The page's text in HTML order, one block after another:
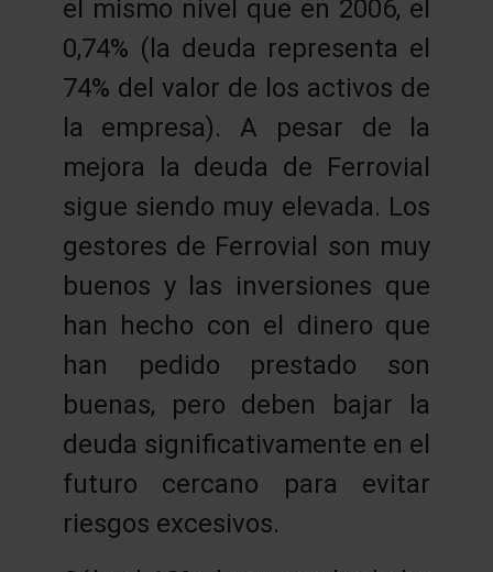
el mismo nivel que en 2006, el
0,74% (la deuda representa el
74% del valor de los activos de
la empresa). A pesar de la
mejora la deuda de Ferrovial
sigue siendo muy elevada. Los
gestores de Ferrovial son muy
buenos y las inversiones que
han hecho con el dinero que
han pedido prestado son
buenas, pero deben bajar la
deuda significativamente en el
futuro cercano para evitar
riesgos excesivos.